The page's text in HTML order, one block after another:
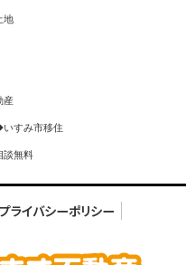
地
産
すみ市移住
無料
プライバシーポリシー